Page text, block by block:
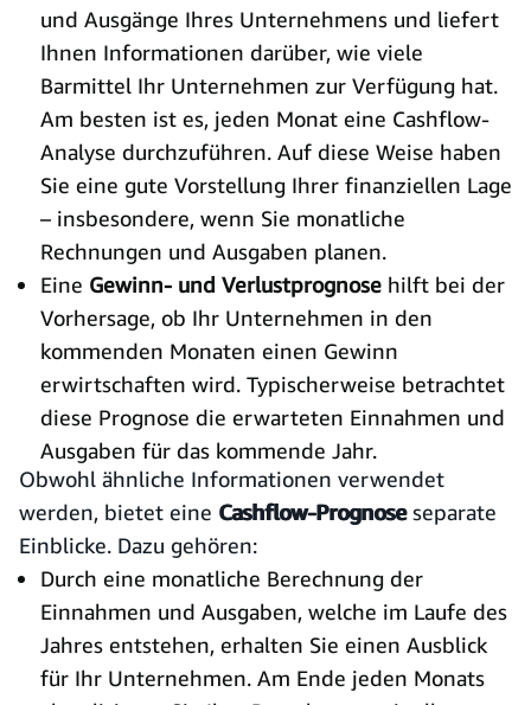
und Ausgänge Ihres Unternehmens und liefert
Ihnen Informationen darüber, wie viele
Barmittel Ihr Unternehmen zur Verfügung hat.
Am besten ist es, jeden Monat eine Cashflow-
Analyse durchzuführen. Auf diese Weise haben
Sie eine gute Vorstellung Ihrer finanziellen Lage
– insbesondere, wenn Sie monatliche
Rechnungen und Ausgaben planen.
Eine Gewinn- und Verlustprognose hilft bei der
Vorhersage, ob Ihr Unternehmen in den
kommenden Monaten einen Gewinn
erwirtschaften wird. Typischerweise betrachtet
diese Prognose die erwarteten Einnahmen und
Ausgaben für das kommende Jahr.
Obwohl ähnliche Informationen verwendet
werden, bietet eine Cashflow-Prognoseseparate
Einblicke. Dazu gehören:
Durch eine monatliche Berechnung der
Einnahmen und Ausgaben, welche im Laufe des
Jahres entstehen, erhalten Sie einen Ausblick
für Ihr Unternehmen. Am Ende jeden Monats